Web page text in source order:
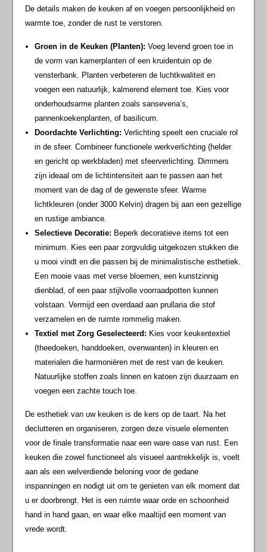
De details maken de keuken af en voegen persoonlijkheid en
warmte toe, zonder de rust te verstoren.
Groen in de Keuken (Planten): Voeg levend groen toe in
de vorm van kamerplanten of een kruidentuin op de
vensterbank. Planten verbeteren de luchtkwaliteit en
voegen een natuurlijk, kalmerend element toe. Kies voor
onderhoudsarme planten zoals sanseveria’s,
pannenkoekenplanten, of basilicum.
Doordachte Verlichting: Verlichting speelt een cruciale rol
in de sfeer. Combineer functionele werkverlichting (helder
en gericht op werkbladen) met sfeerverlichting. Dimmers
zijn ideaal om de lichtintensiteit aan te passen aan het
moment van de dag of de gewenste sfeer. Warme
lichtkleuren (onder 3000 Kelvin) dragen bij aan een gezellige
en rustige ambiance.
Selectieve Decoratie: Beperk decoratieve items tot een
minimum. Kies een paar zorgvuldig uitgekozen stukken die
u mooi vindt en die passen bij de minimalistische esthetiek.
Een mooie vaas met verse bloemen, een kunstzinnig
dienblad, of een paar stijlvolle voorraadpotten kunnen
volstaan. Vermijd een overdaad aan prullaria die stof
verzamelen en de ruimte rommelig maken.
Textiel met Zorg Geselecteerd: Kies voor keukentextiel
(theedoeken, handdoeken, ovenwanten) in kleuren en
materialen die harmoniëren met de rest van de keuken.
Natuurlijke stoffen zoals linnen en katoen zijn duurzaam en
voegen een zachte touch toe.
De esthetiek van uw keuken is de kers op de taart. Na het
declutteren en organiseren, zorgen deze visuele elementen
voor de finale transformatie naar een ware oase van rust. Een
keuken die zowel functioneel als visueel aantrekkelijk is, voelt
aan als een welverdiende beloning voor de gedane
inspanningen en nodigt uit om te genieten van elk moment dat
u er doorbrengt. Het is een ruimte waar orde en schoonheid
hand in hand gaan, en waar elke maaltijd een moment van
vrede wordt.